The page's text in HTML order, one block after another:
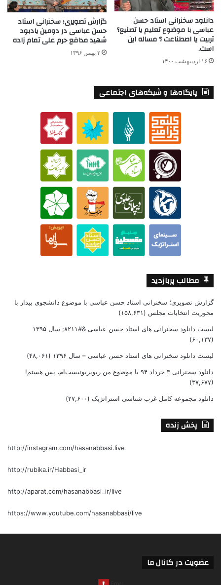
دانلود سخنرانی استاد حسن
عباسی با موضوع تعلیم یا تصنیع؟
تربیت یا اصطناعت ؟ مساله این
است.
۱۶ اردیبهشت ۱۴۰۰
گزارش تصویری؛ سخنرانی استاد
حسن عباسی در دومین یادبود
شهید مدافع حرم علی تمام زاده
۲ بهمن ۱۳۹۶
پایگاه‌ها و شبکه‌های اجتماعی
مطالب پربازدید
گزارش تصویری؛ سخنرانی استاد حسن عباسی با موضوع دانشجوی بیدار با
محوریت انتخابات مجلس (۱۵۸,۶۳۱)
لیست دانلود سخنرانی های استاد حسن عباسی &#۸۲۱۱; سال ۱۳۹۵
(۶۰,۱۳۷)
لیست دانلود سخنرانی های استاد حسن عباسی – سال ۱۳۹۶ (۴۸,۰۶۱)
دانلود سخنرانی ۳ خرداد ۹۴ با موضوع من ریویزیونیست‌ام، پس هستم!
(۳۷,۶۷۷)
دانلود مجموعه کامل غرب شناسی استراتژیک (۲۷,۶۰۰)
پخش زنده
http://instagram.com/hasanabbasi.live
http://rubika.ir/Habbasi_ir
http://aparat.com/hasanabbasi_ir/live
https://www.youtube.com/hasanabbasi/live
عضویت در کانال ما